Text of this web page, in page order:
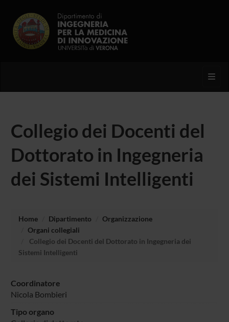
Collegio dei Docenti del
Dottorato in Ingegneria
dei Sistemi Intelligenti
Home Dipartimento
Organizzazione
Organi collegiali
Collegio dei Docenti del Dottorato in Ingegneria dei
Sistemi Intelligenti
Coordinatore
Nicola Bombieri
Tipo organo